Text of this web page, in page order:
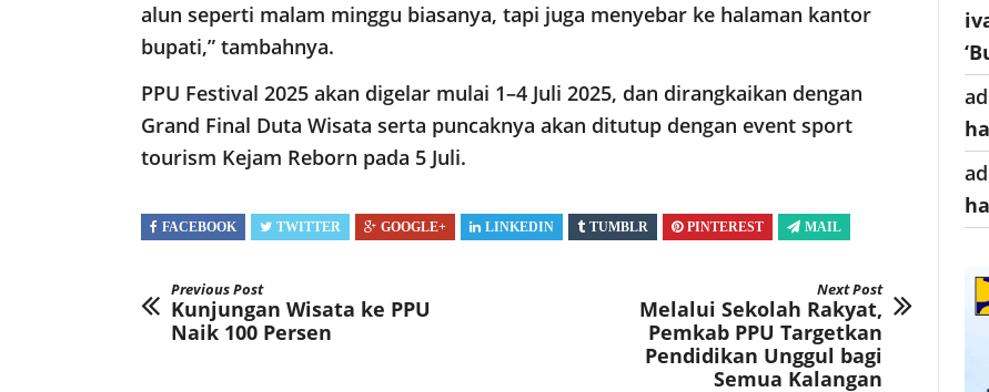
alun seperti malam minggu biasanya, tapi juga menyebar ke halaman kantor
bupati,” tambahnya.
PPU Festival 2025 akan digelar mulai 1–4 Juli 2025, dan dirangkaikan dengan
Grand Final Duta Wisata serta puncaknya akan ditutup dengan event sport
tourism Kejam Reborn pada 5 Juli.
FACEBOOK TWITTER GOOGLE+ LINKEDIN TUMBLR PINTEREST MAIL
Previous Post
Kunjungan Wisata ke PPU
Naik 100 Persen
Next Post
Melalui Sekolah Rakyat,
Pemkab PPU Targetkan
Pendidikan Unggul bagi
Semua Kalangan